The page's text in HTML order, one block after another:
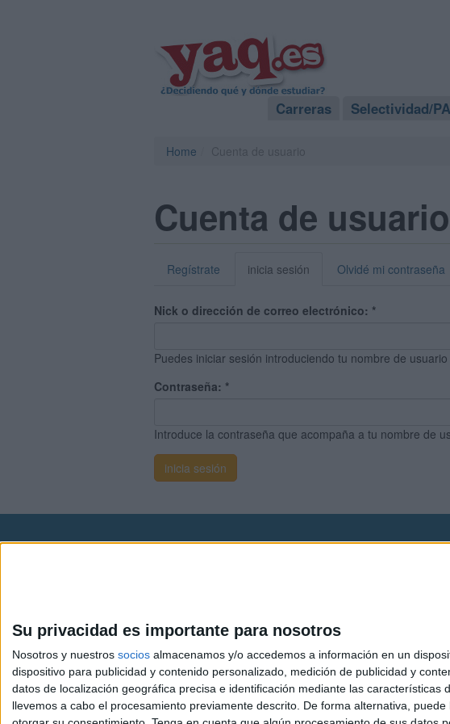
Su privacidad es importante para nosotros
Nosotros y nuestros socios almacenamos y/o accedemos a información en un
dispositivo para publicidad y contenido personalizado, medición de publicidad y
datos de localización geográfica precisa e identificación mediante las
llevemos a cabo el procesamiento previamente descrito. De forma alternativa,
Carreras Selectividad/
Home
Cuenta de usuario
Regístrate inicia sesión Olvidé mi contraseña
Nick o dirección de correo electrónico: *
Puedes iniciar sesión introduciendo tu nombre de
Contraseña: *
Introduce la contraseña que acompaña a tu nombre de
Politica